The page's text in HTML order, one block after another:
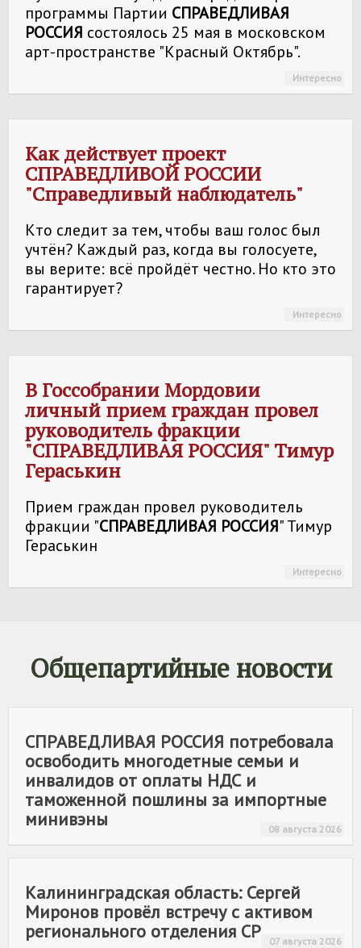
программы Партии СПРАВЕДЛИВАЯ
РОССИЯ состоялось 25 мая в московском
арт-пространстве "Красный Октябрь".
Интересно
Как действует проект
СПРАВЕДЛИВОЙ РОССИИ
"Справедливый наблюдатель"
Кто следит за тем, чтобы ваш голос был
учтён? Каждый раз, когда вы голосуете,
вы верите: всё пройдёт честно. Но кто это
гарантирует?
Интересно
В Госсобрании Мордовии
личный прием граждан провел
руководитель фракции
"СПРАВЕДЛИВАЯ РОССИЯ" Тимур
Гераськин
Прием граждан провел руководитель
фракции "СПРАВЕДЛИВАЯ РОССИЯ" Тимур
Гераськин
Интересно
Общепартийные новости
СПРАВЕДЛИВАЯ РОССИЯ потребовала
освободить многодетные семьи и
инвалидов от оплаты НДС и
таможенной пошлины за импортные
минивэны
08 августа 2026
Калининградская область: Сергей
Миронов провёл встречу с активом
регионального отделения СР
07 августа 2026